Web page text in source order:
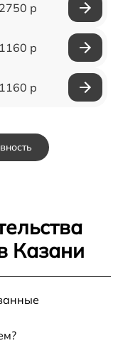
2750 р
1160 р
1160 р
Казани